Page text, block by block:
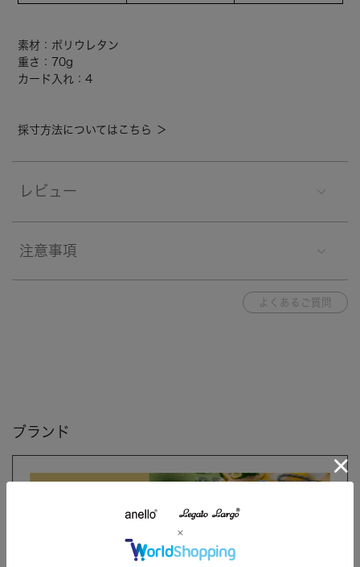
素材：ポリウレタン
重さ：70g
カード入れ：4
採寸方法についてはこちら ＞
レビュー
注意事項
よくあるご質問
ブランド